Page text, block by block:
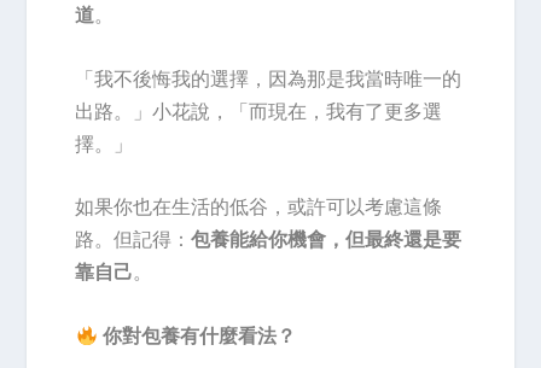
道。
「我不後悔我的選擇，因為那是我當時唯一的
出路。」小花說，「而現在，我有了更多選
擇。」
如果你也在生活的低谷，或許可以考慮這條
路。但記得：包養能給你機會，但最終還是要
靠自己。
你對包養有什麼看法？